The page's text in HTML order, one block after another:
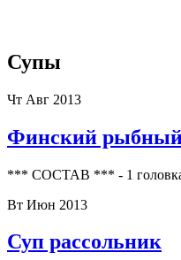
Супы
Чт Авг 2013
Финский
*** СОСТАВ *** - 1 головка
Вт Июн 2013
Суп рассольник